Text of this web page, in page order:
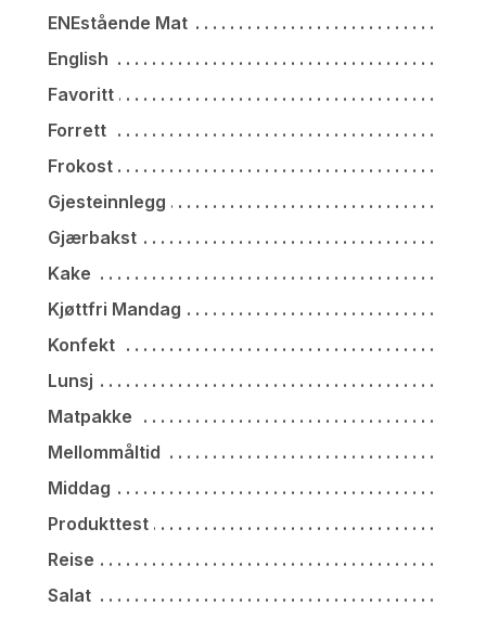
ENEstående Mat
English
Favoritt
Forrett
Frokost
Gjesteinnlegg
Gjærbakst
Kake
Kjøttfri Mandag
Konfekt
Lunsj
Matpakke
Mellommåltid
Middag
Produkttest
Reise
Salat